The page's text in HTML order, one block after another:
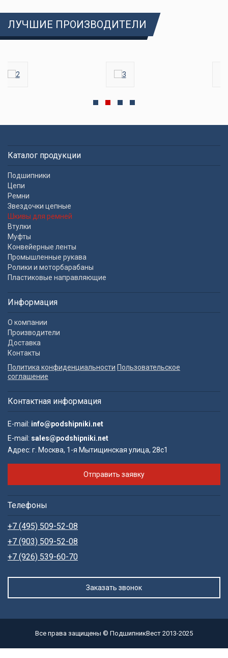
ЛУЧШИЕ ПРОИЗВОДИТЕЛИ
Каталог продукции
Подшипники
Цепи
Ремни
Звездочки цепные
Шкивы для ремней
Втулки
Муфты
Конвейерные ленты
Промышленные рукава
Ролики и моторбарабаны
Пластиковые направляющие
Информация
О компании
Производители
Доставка
Контакты
Политика конфиденциальности Пользовательское
соглашение
Контактная информация
E-mail: info@podshipniki.net
E-mail: sales@podshipniki.net
Адрес: г. Москва, 1-я Мытищинская улица, 28с1
Отправить заявку
Телефоны
+7 (495) 509-52-08
+7 (903) 509-52-08
+7 (926) 539-60-70
Заказать звонок
Все права защищены © ПодшипникВест 2013-2025